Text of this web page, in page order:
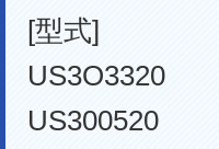
[型式] [